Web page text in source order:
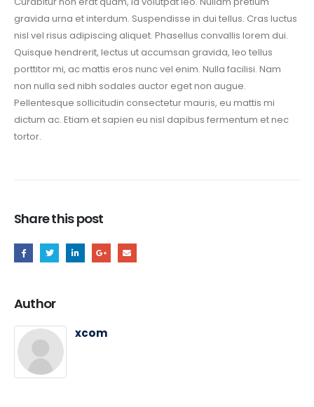
gravida urna et interdum. Suspendisse in dui tellus. Cras luctus
nisl vel risus adipiscing aliquet. Phasellus convallis lorem dui.
Quisque hendrerit, lectus ut accumsan gravida, leo tellus
porttitor mi, ac mattis eros nunc vel enim. Nulla facilisi. Nam
non nulla sed nibh sodales auctor eget non augue.
Pellentesque sollicitudin consectetur mauris, eu mattis mi
dictum ac. Etiam et sapien eu nisl dapibus fermentum et nec
tortor.
Share this post
Author
xcom